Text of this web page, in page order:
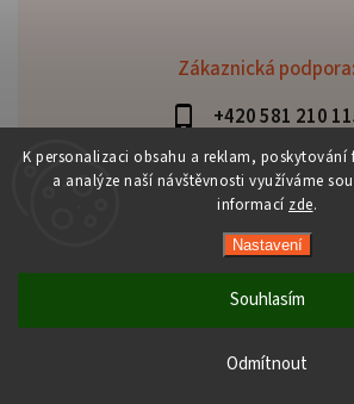
K personalizaci obsahu a reklam,
a analýze naší návštěvnosti využíváme
informací zde.
Nastavení
Odmítnout
Souhlasím
Zákaznická podpora:
+420 581 210
Copyright 2026Daniš Davaztechnik.